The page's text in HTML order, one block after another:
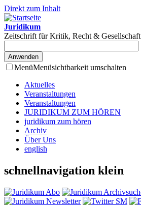
Direkt zum Inhalt
Juridikum
Zeitschrift für Kritik, Recht & Gesellschaft
MenüMenüsichtbarkeit umschalten
Aktuelles
Veranstaltungen
Veranstaltungen
JURIDIKUM ZUM HÖREN
juridikum zum hören
Archiv
Über Uns
english
schnellnavigation klein